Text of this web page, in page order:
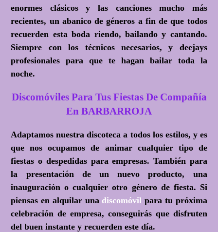
enormes clásicos y las canciones mucho más
recientes, un abanico de géneros a fin de que todos
recuerden esta boda riendo, bailando y cantando.
Siempre con los técnicos necesarios, y deejays
profesionales para que te hagan bailar toda la
noche.
Discomóviles Para Tus Fiestas De Compañía
En BARBARROJA
Adaptamos nuestra discoteca a todos los estilos, y es
que nos ocupamos de animar cualquier tipo de
fiestas o despedidas para empresas. También para
la presentación de un nuevo producto, una
inauguración o cualquier otro género de fiesta. Si
piensas en alquilar una discomóvil para tu próxima
celebración de empresa, conseguirás que disfruten
del buen instante y recuerden este día.